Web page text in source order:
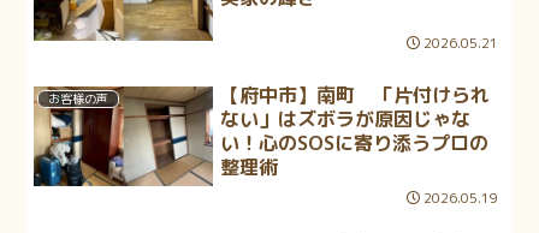
2026.05.21
お客様の声
【府中市】南町 「片付けられ
ない」はズボラが原因じゃな
い！心のSOSに寄り添うプロの
整理術
2026.05.19